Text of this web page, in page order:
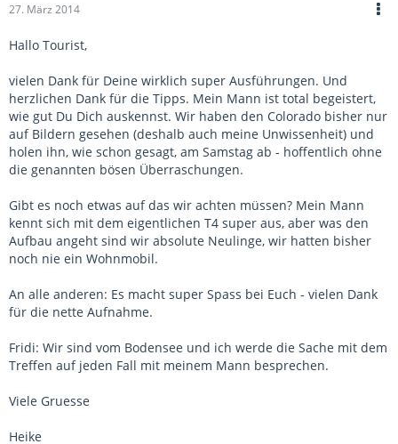
27. März 2014
Hallo Tourist,
vielen Dank für Deine wirklich super Ausführungen. Und
herzlichen Dank für die Tipps. Mein Mann ist total begeistert,
wie gut Du Dich auskennst. Wir haben den Colorado bisher nur
auf Bildern gesehen (deshalb auch meine Unwissenheit) und
holen ihn, wie schon gesagt, am Samstag ab - hoffentlich ohne
die genannten bösen Überraschungen.
Gibt es noch etwas auf das wir achten müssen? Mein Mann
kennt sich mit dem eigentlichen T4 super aus, aber was den
Aufbau angeht sind wir absolute Neulinge, wir hatten bisher
noch nie ein Wohnmobil.
An alle anderen: Es macht super Spass bei Euch - vielen Dank
für die nette Aufnahme.
Fridi: Wir sind vom Bodensee und ich werde die Sache mit dem
Treffen auf jeden Fall mit meinem Mann besprechen.
Viele Gruesse
Heike